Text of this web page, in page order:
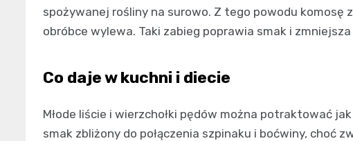
spożywanej rośliny na surowo. Z tego powodu komosę
obróbce wylewa. Taki zabieg poprawia smak i
Co daje w kuchni i diecie
Młode liście i wierzchołki pędów można potraktować
smak zbliżony do połączenia szpinaku i boćwiny, choć